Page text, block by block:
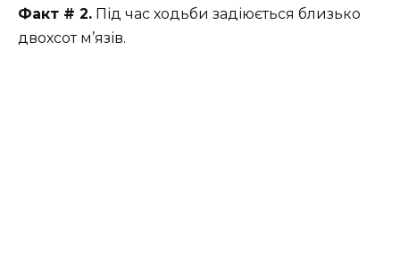
Факт # 2. Під час ходьби задіюється близько
двохсот м’язів.